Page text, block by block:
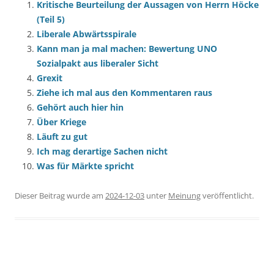
Kritische Beurteilung der Aussagen von Herrn Höcke
(Teil 5)
Liberale Abwärtsspirale
Kann man ja mal machen: Bewertung UNO
Sozialpakt aus liberaler Sicht
Grexit
Ziehe ich mal aus den Kommentaren raus
Gehört auch hier hin
Über Kriege
Läuft zu gut
Ich mag derartige Sachen nicht
Was für Märkte spricht
Dieser Beitrag wurde am 2024-12-03 unter Meinungveröffentlicht.